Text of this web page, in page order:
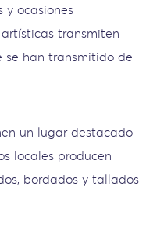
y ocasiones
transmiten
se han transmitido de
un lugar destacado
locales producen
bordados y tallados